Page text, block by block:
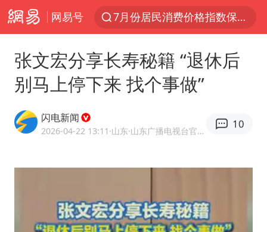
网易号
外交部：百余名菲律宾公民因非法就业、非法居留被依法处理
哥伦比亚发生7.5级地震
台湾不是国家不存在“国格”
张文宏分享长寿秘籍 “退休后
别马上停下来 找个事做”
闪电新闻
2026-04-22 13:11 ·山东 ·山东广播电视台官方APP闪电新闻
10